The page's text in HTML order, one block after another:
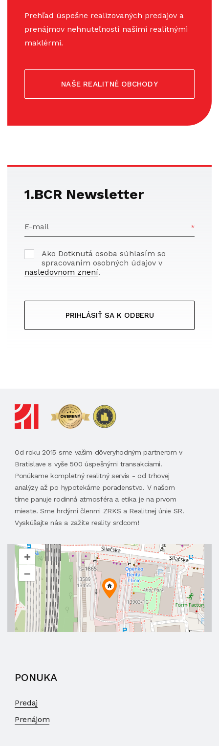
Prehľad úspešne realizovaných predajov a
prenájmov nehnuteľností našimi realitnými
maklérmi.
NAŠE REALITNÉ OBCHODY
1.BCR Newsletter
E-mail
Ako Dotknutá osoba súhlasím so
spracovaním osobných údajov v
nasledovnom znení.
PRIHLÁSIŤ SA K ODBERU
Od roku 2015 sme vašim dôveryhodným partnerom v
Bratislave s vyše 500 úspešnými transakciami.
Ponúkame kompletný realitný servis - od trhovej
analýzy až po hypotekárne poradenstvo. V našom
tíme panuje rodinná atmosféra a etika je na prvom
mieste. Sme hrdými členmi ZRKS a Realitnej únie SR.
Vyskúšajte nás a zažite reality srdcom!
+
–
PONUKA
Predaj
Prenájom